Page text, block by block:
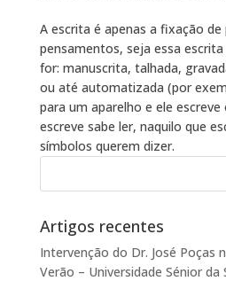
A escrita é apenas a fixação de
pensamentos, seja essa
for: manuscrita, talhada,
ou até automatizada (por
para um aparelho e ele
escreve sabe ler, naquilo que
símbolos querem dizer.
Artigos recentes
Intervenção do Dr. José Poças
Verão – Universidade Sénior da